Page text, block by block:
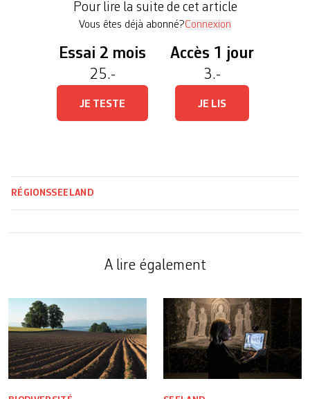
Bienne, la […]
Pour lire la suite de cet article
Vous êtes déjà abonné?Connexion
Essai 2 mois
25.-
JE TESTE
Accès 1 jour
3.-
JE LIS
RÉGIONSSEELAND
A lire également